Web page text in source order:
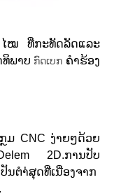
ໄໝ ທີ່ກະທັດລັດແລະ
ພາບ ກົດເບກ ຄໍາຮ້ອງ
ມ CNC ງ່າຍໆດ້ວຍ
2D.ການປັບ
ນຕໍາ່ສຸດທີ່ເນື່ອງຈາກ